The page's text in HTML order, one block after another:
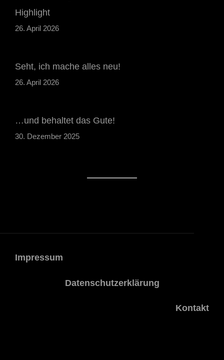
Highlight
26. April 2026
Seht, ich mache alles neu!
26. April 2026
…und behaltet das Gute!
30. Dezember 2025
Impressum
Datenschutzerklärung
Kontakt